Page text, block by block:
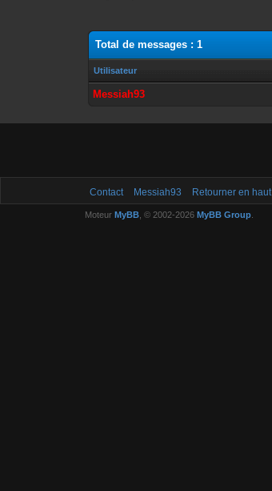
Total de messages : 1
Utilisateur
Messiah93
Contact Messiah93 Retourner en haut
Moteur MyBB, © 2002-2026 MyBB Group.